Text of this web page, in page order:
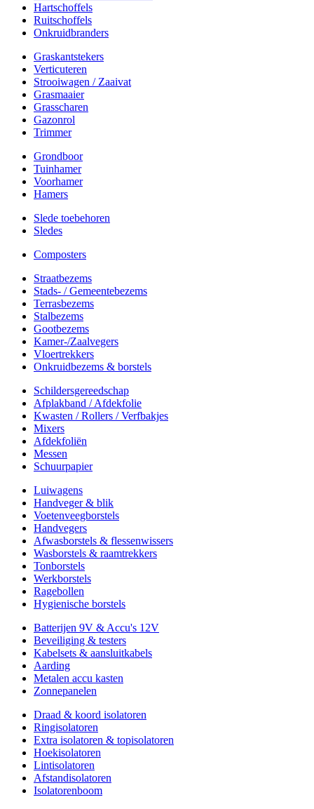
Hartschoffels
Ruitschoffels
Onkruidbranders
Graskantstekers
Verticuteren
Strooiwagen / Zaaivat
Grasmaaier
Grasscharen
Gazonrol
Trimmer
Grondboor
Tuinhamer
Voorhamer
Hamers
Slede toebehoren
Sledes
Composters
Straatbezems
Stads- / Gemeentebezems
Terrasbezems
Stalbezems
Gootbezems
Kamer-/Zaalvegers
Vloertrekkers
Onkruidbezems & borstels
Schildersgereedschap
Afplakband / Afdekfolie
Kwasten / Rollers / Verfbakjes
Mixers
Afdekfoliën
Messen
Schuurpapier
Luiwagens
Handveger & blik
Voetenveegborstels
Handvegers
Afwasborstels & flessenwissers
Wasborstels & raamtrekkers
Tonborstels
Werkborstels
Ragebollen
Hygienische borstels
Batterijen 9V & Accu's 12V
Beveiliging & testers
Kabelsets & aansluitkabels
Aarding
Metalen accu kasten
Zonnepanelen
Draad & koord isolatoren
Ringisolatoren
Extra isolatoren & topisolatoren
Hoekisolatoren
Lintisolatoren
Afstandisolatoren
Isolatorenboom